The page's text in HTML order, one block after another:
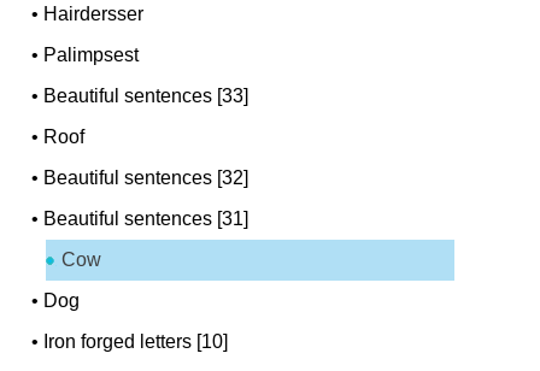
• Hairdersser
• Palimpsest
• Beautiful sentences [33]
• Roof
• Beautiful sentences [32]
• Beautiful sentences [31]
Cow
• Dog
• Iron forged letters [10]